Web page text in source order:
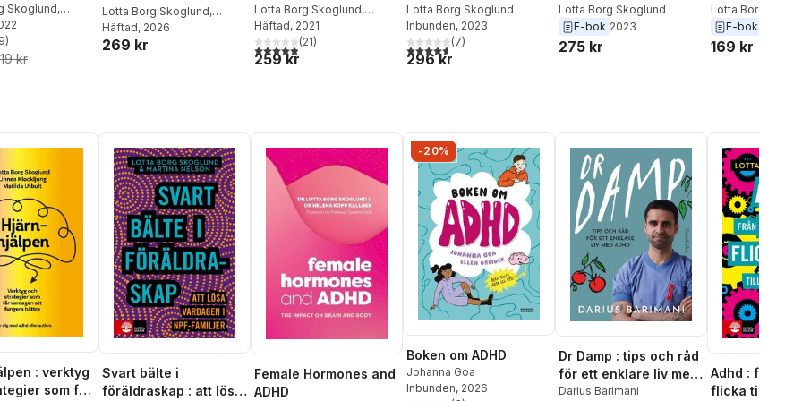
Skoglund,
Totalt antal röster:
9)
kr
Lotta Borg Skoglund,
Helena Kopp Kallner
Häftad, 2026
269 kr
vardagen i npf-
familjer
Lotta Borg Skoglund,
Martina Nelson
Häftad, 2021
4,9utav 5 stjärnor. Totalt antal röster:
(21)
259 kr
vuxen och åldras med
adhd
Lotta Borg Skoglund
Inbunden, 2023
4,6utav 5 stjärnor. Totalt antal röster:
(7)
296 kr
vuxen och åldras med
adhd
Lotta Borg Skoglund
E-bok 2023
275 kr
vardagen i
familjer
Lotta Borg
Martina Nelson
E-bok
169 kr
: verktyg
som får
Svart bälte i
föräldraskap : att lösa
Female Hormones and
ADHD
-20%
Boken om ADHD
Johanna Goa
Inbunden, 2026
Dr Damp : tips och råd
för ett enklare liv med
Adhd
Darius Barimani
Adhd : från
flicka till